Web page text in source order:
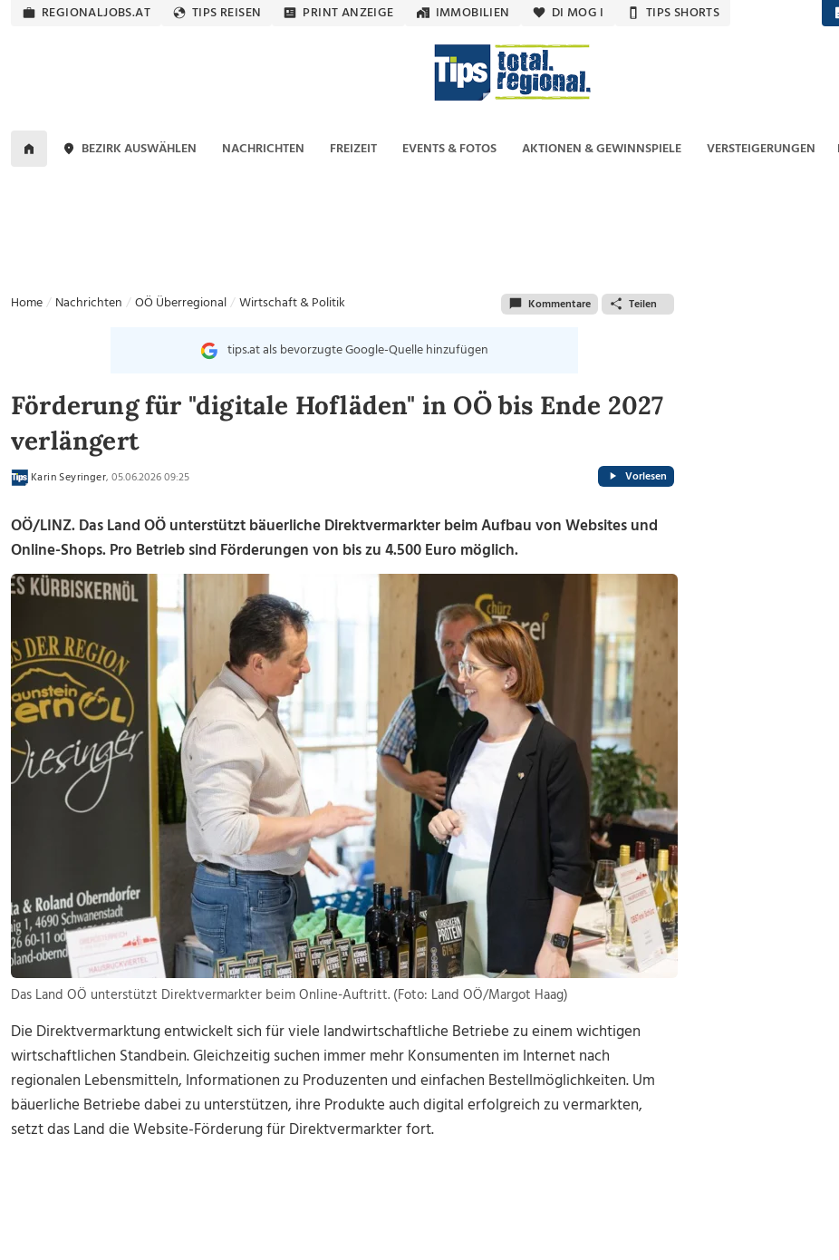
REGIONALJOBS.AT TIPS REISEN PRINT ANZEIGE IMMOBILIEN DI MOG I TIPS SHORTS
BEZIRK AUSWÄHLEN NACHRICHTEN FREIZEIT EVENTS & FOTOS AKTIONEN & GEWINNSPIELE VERSTEIGERUNGEN
Home Nachrichten OÖ Überregional Wirtschaft & Politik Kommentare Teilen
tips.at als bevorzugte Google-Quelle hinzufügen
Förderung für "digitale Hofläden" in OÖ bis Ende 2027
verlängert
Karin Seyringer, 05.06.2026 09:25 Vorlesen
OÖ/LINZ. Das Land OÖ unterstützt bäuerliche Direktvermarkter beim Aufbau von Websites und
Online-Shops. Pro Betrieb sind Förderungen von bis zu 4.500 Euro möglich.
Das Land OÖ unterstützt Direktvermarkter beim Online-Auftritt. (Foto: Land OÖ/Margot Haag)
Die Direktvermarktung entwickelt sich für viele landwirtschaftliche Betriebe zu einem wichtigen
wirtschaftlichen Standbein. Gleichzeitig suchen immer mehr Konsumenten im Internet nach
regionalen Lebensmitteln, Informationen zu Produzenten und einfachen Bestellmöglichkeiten. Um
bäuerliche Betriebe dabei zu unterstützen, ihre Produkte auch digital erfolgreich zu vermarkten,
setzt das Land die Website-Förderung für Direktvermarkter fort.